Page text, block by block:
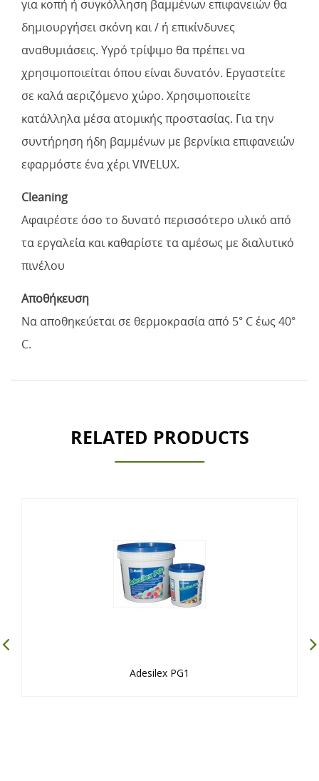
για κοπή ή συγκόλληση βαμμένων επιφανειών θα
δημιουργήσει σκόνη και / ή επικίνδυνες
αναθυμιάσεις. Υγρό τρίψιμο θα πρέπει να
χρησιμοποιείται όπου είναι δυνατόν. Εργαστείτε
σε καλά αεριζόμενο χώρο. Χρησιμοποιείτε
κατάλληλα μέσα ατομικής προστασίας. Για την
συντήρηση ήδη βαμμένων με βερνίκια επιφανειών
εφαρμόστε ένα χέρι VIVELUX.
Cleaning
Αφαιρέστε όσο το δυνατό περισσότερο υλικό από
τα εργαλεία και καθαρίστε τα αμέσως με διαλυτικό
πινέλου
Αποθήκευση
Να αποθηκεύεται σε θερμοκρασία από 5° C έως 40°
C.
RELATED PRODUCTS
Adesilex PG1